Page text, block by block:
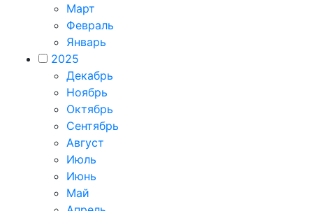
Март
Февраль
Январь
2025
Декабрь
Ноябрь
Октябрь
Сентябрь
Август
Июль
Июнь
Май